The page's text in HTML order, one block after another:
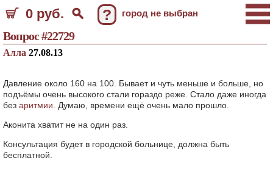
0 руб. ? город не выбран
Вопрос #22729
Алла 27.08.13
Давление около 160 на 100. Бывает и чуть меньше и больше, но
подъёмы очень высокого стали гораздо реже. Стало даже иногда
без аритмии . Думаю, времени ещё очень мало прошло.
Аконита хватит не на один раз.
Консультация будет в городской больнице, должна быть
бесплатной.